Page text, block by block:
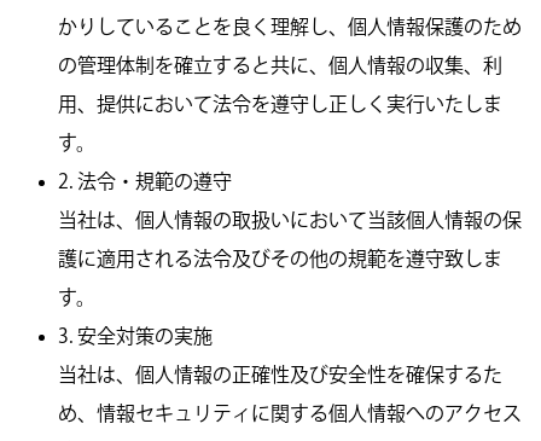
かりしていることを良く理解し、個人情報保護のため
の管理体制を確立すると共に、個人情報の収集、利
用、提供において法令を遵守し正しく実行いたしま
す。
2. 法令・規範の遵守
当社は、個人情報の取扱いにおいて当該個人情報の保
護に適用される法令及びその他の規範を遵守致しま
す。
3. 安全対策の実施
当社は、個人情報の正確性及び安全性を確保するた
め、情報セキュリティに関する個人情報へのアクセス